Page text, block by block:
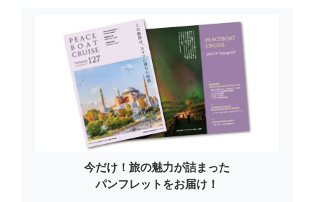
今だけ！旅の魅力が詰まった
パンフレットをお届け！